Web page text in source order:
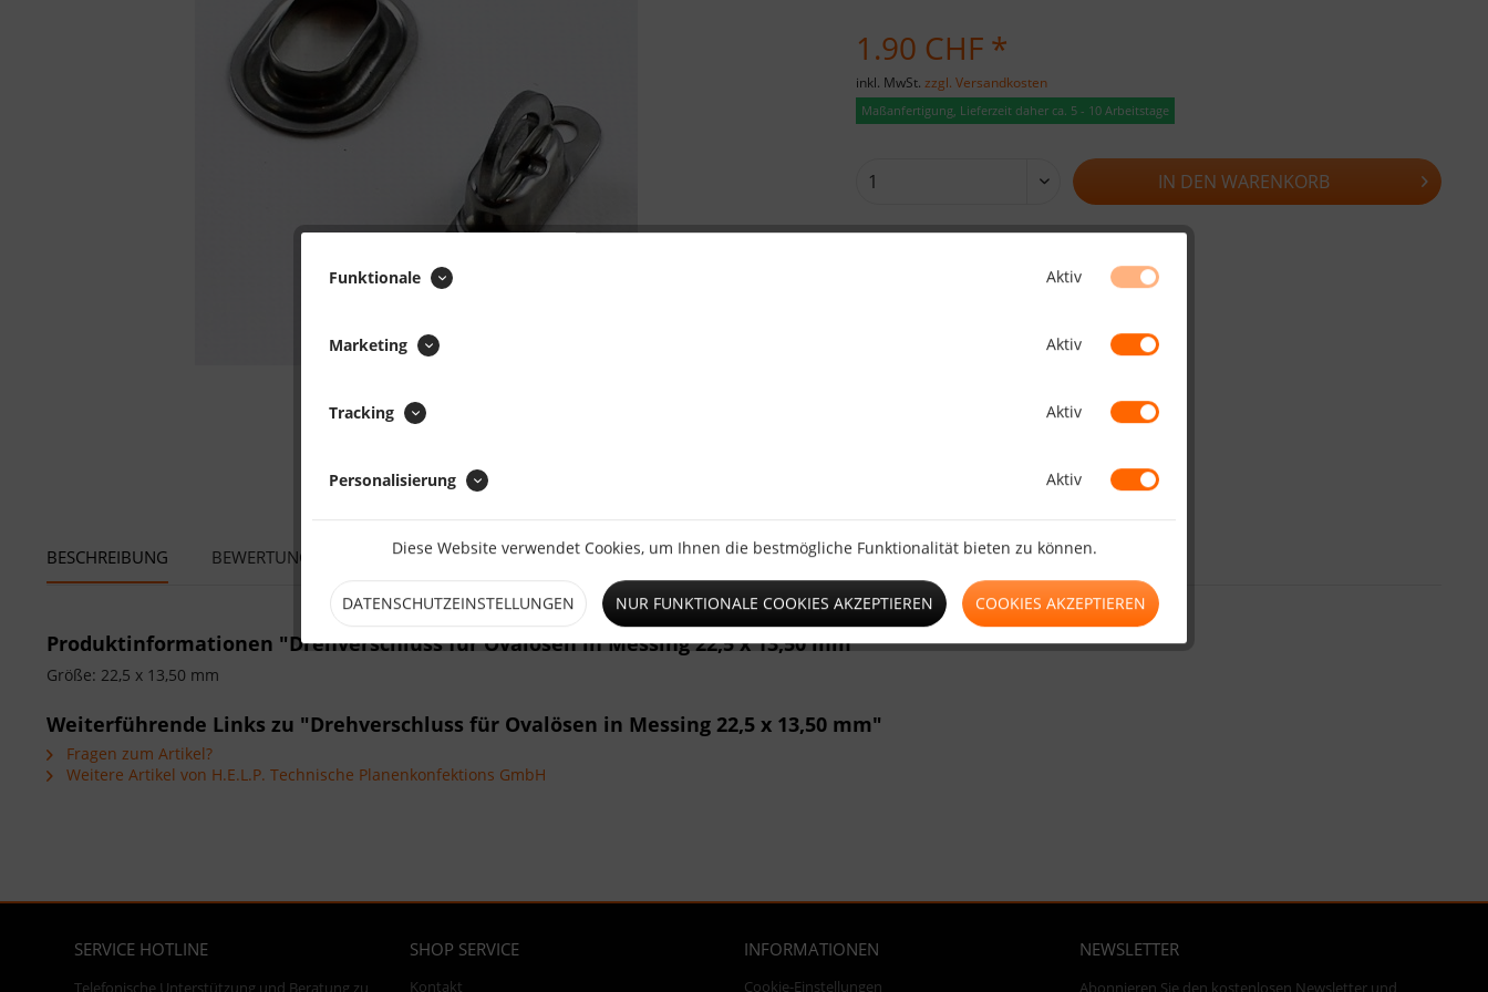
1.90 CHF *
inkl. MwSt. zzgl. Versandkosten
Maßanfertigung, Lieferzeit daher ca. 5 - 10 Arbeitstage
IN DEN WARENKORB
HO1115
BESCHREIBUNG BEWERTUNGEN
Produktinformationen "Drehverschluss für Ovalösen in Messing 22,5 x 13,50 mm"
Größe: 22,5 x 13,50 mm
Weiterführende Links zu "Drehverschluss für Ovalösen in Messing 22,5 x 13,50 mm"
Fragen zum Artikel?
Weitere Artikel von H.E.L.P. Technische Planenkonfektions GmbH
SERVICE HOTLINE
Telefonische Unterstützung und Beratung zu
SHOP SERVICE
Kontakt
INFORMATIONEN
Cookie-Einstellungen
NEWSLETTER
Abonnieren Sie den kostenlosen Newsletter und
Funktionale Aktiv
Marketing Aktiv
Tracking Aktiv
Personalisierung Aktiv
Diese Website verwendet Cookies, um Ihnen die bestmögliche Funktionalität bieten zu können.
DATENSCHUTZEINSTELLUNGEN NUR FUNKTIONALE COOKIES AKZEPTIEREN COOKIES AKZEPTIEREN